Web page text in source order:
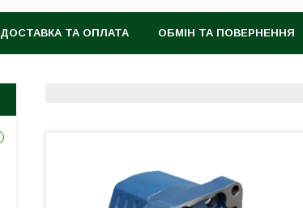
ДОСТАВКА ТА ОПЛАТА ОБМІН ТА ПОВЕРНЕННЯ